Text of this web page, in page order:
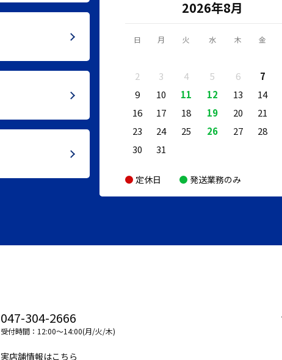
2026年8月
日 月 火 水 木 金
2
3 4 5 6 7
9
10 11 12 13 14
16
17 18 19 20 21
23
24 25 26 27 28
30
31
定休日 発送業務のみ
047-304-2666
受付時間：12:00～14:00(月/火/木)
実店舗情報はこちら